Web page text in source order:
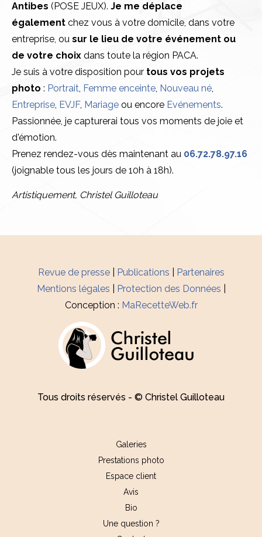
Antibes (POSE JEUX). Je me déplace
également chez vous à votre domicile, dans votre
entreprise, ou sur le lieu de votre événement ou
de votre choix dans toute la région PACA.
Je suis à votre disposition pour tous vos projets
photo : Portrait, Femme enceinte, Nouveau né,
Entreprise, EVJF, Mariage ou encore Evénements.
Passionnée, je capturerai tous vos moments de joie et
d'émotion.
Prenez rendez-vous dès maintenant au 06.72.78.97.16
(joignable tous les jours de 10h à 18h).
Artistiquement, Christel Guilloteau
Revue de presse| Publications
Partenaires
Mentions légales
Protection des Données
Conception : MaRecetteWeb.fr
Tous droits réservés - © Christel Guilloteau
Galeries
Prestations photo
Espace client
Avis
Bio
Une question ?